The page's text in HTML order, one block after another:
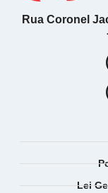
Rua Coronel
Lei